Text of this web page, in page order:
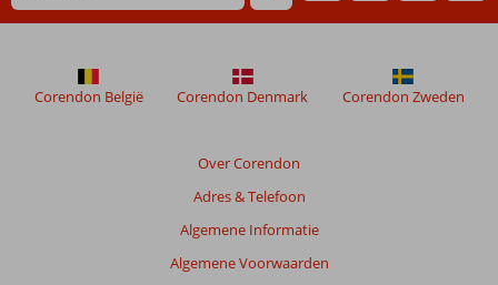
maanden
niet
meer
Over Corendon
Adres & Telefoon
Algemene Informatie
Algemene Voorwaarden
Corendon België Corendon Denmark Corendon Zweden